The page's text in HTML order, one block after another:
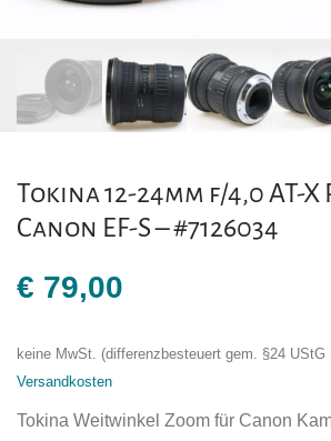
Tokina 12-24mm f/4,0 AT-
Canon EF-S – #7126034
€ 79,00
keine MwSt. (differenzbesteuert gem. §24 UStG
Versandkosten
Tokina Weitwinkel Zoom für Canon